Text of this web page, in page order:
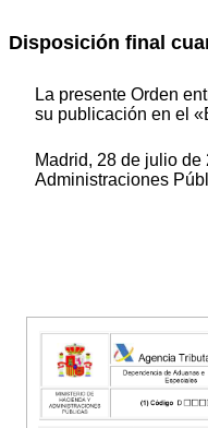
Disposición final
La presente Orden
su publicación en el
Madrid, 28 de julio
Administraciones